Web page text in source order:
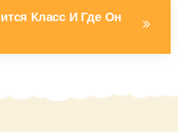
Класс И Где Он